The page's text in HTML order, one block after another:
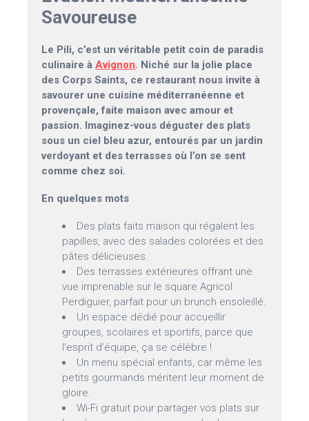
Savoureuse
Le Pili, c’est un véritable petit coin de paradis
culinaire àAvignon. Niché sur la jolie place
des Corps Saints, ce restaurant nous invite à
savourer une cuisine méditerranéenne et
provençale, faite maison avec amour et
passion. Imaginez-vous déguster des plats
sous un ciel bleu azur, entourés par un jardin
verdoyant et des terrasses où l’on se sent
comme chez soi.
En quelques mots
Des plats faits maison qui régalent les
papilles, avec des salades colorées et des
pâtes délicieuses.
Des terrasses extérieures offrant une
vue imprenable sur le square Agricol
Perdiguier, parfait pour un brunch ensoleillé.
Un espace dédié pour accueillir
groupes, scolaires et sportifs, parce que
l’esprit d’équipe, ça se célèbre !
Un menu spécial enfants, car même les
petits gourmands méritent leur moment de
gloire.
Wi-Fi gratuit pour partager vos plats sur